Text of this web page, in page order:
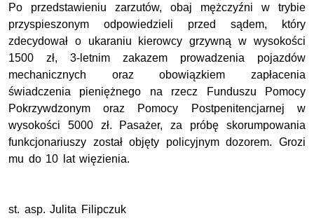
Po przedstawieniu zarzutów, obaj mężczyźni w trybie
przyspieszonym odpowiedzieli przed sądem, który
zdecydował o ukaraniu kierowcy grzywną w wysokości
1500 zł, 3-letnim zakazem prowadzenia pojazdów
mechanicznych oraz obowiązkiem zapłacenia
świadczenia pieniężnego na rzecz Funduszu Pomocy
Pokrzywdzonym oraz Pomocy Postpenitencjarnej w
wysokości 5000 zł. Pasażer, za próbę skorumpowania
funkcjonariuszy został objęty policyjnym dozorem. Grozi
mu do 10 lat więzienia.
st. asp. Julita Filipczuk